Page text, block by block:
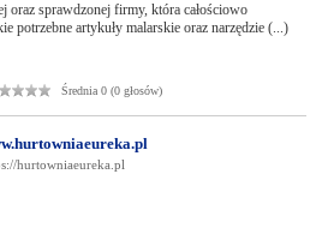
oraz sprawdzonej firmy, która całościowo
potrzebne artykuły malarskie oraz narzędzie (...)
Średnia 0 (0 głosów)
hurtowniaeureka.pl